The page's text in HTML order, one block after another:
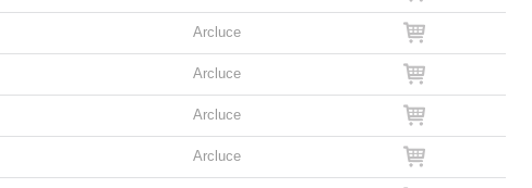
Arcluce
Arcluce
Arcluce
Arcluce